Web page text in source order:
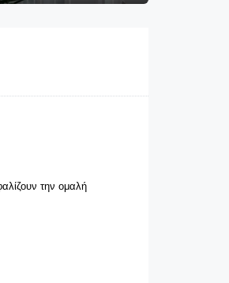
την ομαλή